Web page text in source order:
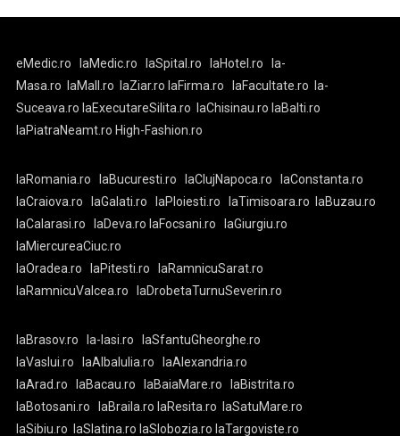
eMedic.ro laMedic.ro laSpital.ro laHotel.ro
la-
Masa.ro
laMall.ro laZiar.ro laFirma.ro laFacultate.ro
la-
Suceava.ro laExecutareSilita.ro laChisinau.ro laBalti.ro
laPiatraNeamt.ro High-Fashion.ro
laRomania.ro laBucuresti.ro laClujNapoca.ro
laConstanta.ro
laCraiova.ro
laGalati.ro laPloiesti.ro laTimisoara.ro
laBuzau.ro
laCalarasi.ro
laDeva.ro laFocsani.ro
laGiurgiu.ro
laMiercureaCiuc.ro
laOradea.ro
laPitesti.ro
laRamnicuSarat.ro
laRamnicuValcea.ro
laDrobetaTurnuSeverin.ro
laBrasov.ro la-Iasi.ro
laSfantuGheorghe.ro
laVaslui.ro
laAlbaIulia.ro
laAlexandria.ro
laArad.ro
laBacau.ro laBaiaMare.ro
laBistrita.ro
laBotosani.ro
laBraila.ro laResita.ro
laSatuMare.ro
laSibiu.ro
laSlatina.ro laSlobozia.ro laTargoviste.ro